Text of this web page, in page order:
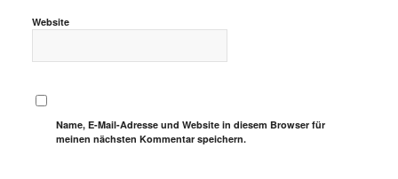
Website
Name, E-Mail-Adresse und Website in diesem Browser für
meinen nächsten Kommentar speichern.